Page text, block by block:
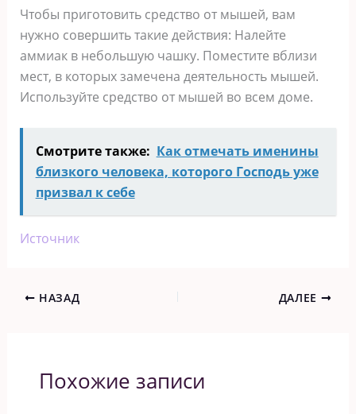
Чтобы приготовить средство от мышей, вам
нужно совершить такие действия: Налейте
аммиак в небольшую чашку. Поместите вблизи
мест, в которых замечена деятельность мышей.
Используйте средство от мышей во всем доме.
Смотрите также: Как отмечать именины
близкого человека, которого Господь уже
призвал к себе
Источник
НАЗАД ДАЛЕЕ
Похожие записи